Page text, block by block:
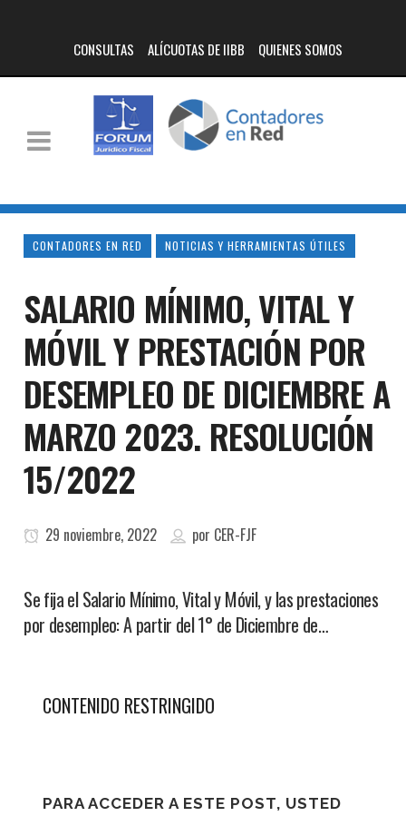
CONSULTAS ALÍCUOTAS DE IIBB QUIENES SOMOS
CONTADORES EN RED NOTICIAS Y HERRAMIENTAS ÚTILES
SALARIO MÍNIMO, VITAL Y
MÓVIL Y PRESTACIÓN POR
DESEMPLEO DE DICIEMBRE A
MARZO 2023. RESOLUCIÓN
15/2022
29 noviembre, 2022 por CER-FJF
Se fija el Salario Mínimo, Vital y Móvil, y las prestaciones
por desempleo: A partir del 1° de Diciembre de…
CONTENIDO RESTRINGIDO
PARA ACCEDER A ESTE POST, USTED